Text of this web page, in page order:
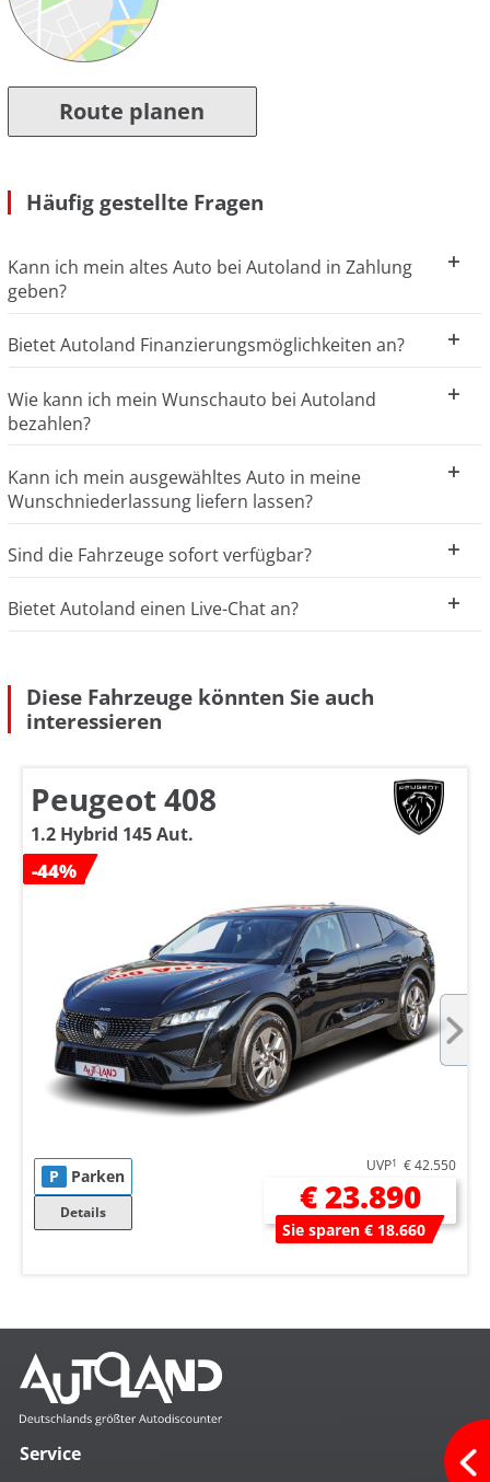
Route planen
Häufig gestellte Fragen
Kann ich mein altes Auto bei Autoland in Zahlung
geben?
Bietet Autoland Finanzierungsmöglichkeiten an?
Wie kann ich mein Wunschauto bei Autoland
bezahlen?
Kann ich mein ausgewähltes Auto in meine
Wunschniederlassung liefern lassen?
Sind die Fahrzeuge sofort verfügbar?
Bietet Autoland einen Live-Chat an?
Diese Fahrzeuge könnten Sie auch
interessieren
Peugeot 408
1.2 Hybrid 145 Aut.
-44%
P Parken
Details
UVP1 € 42.550
€ 23.890
Sie sparen € 18.660
Service